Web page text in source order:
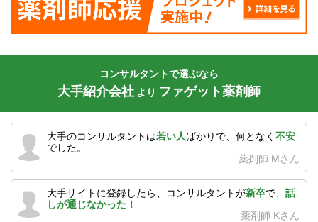
コンサルタントで選ぶなら
大手紹介会社 より ファゲット薬剤師
大手のコンサルタントは若い人ばかりで、何となく 不安
でした。
薬剤師 Mさん
大手サイトに登録したら、コンサルタントが新卒で、 話
しが通じなかった！
薬剤師 Kさん